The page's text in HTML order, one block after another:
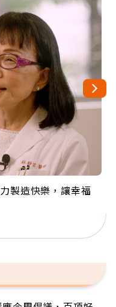
製造快樂，讓幸福
獻36年 「台灣是我
樂！「蛋黃哥小
：退休後才開始真
球最年長羽球選
」
拉小提琴還登上小